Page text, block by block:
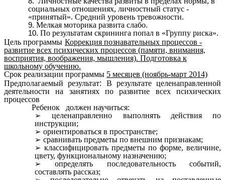
социальных отношениях, личностный статус -
«принятый». Средний уровень тревожности.
Мелкая моторика развита слабо.
По результатам скрининга попал в «Группу риска».
Цель программы Коррекция познавательных процессов -
развитие всех психических процессов (памяти, внимания,
восприятия, воображения, мышления). Подготовка к
школьному обучению.
Срок реализации программы 5 месяцев (ноябрь-март 2014)
Предполагаемый результат:
В результате целенаправленной
деятельности на занятиях по развитие всех психических
процессов
Ребенок должен научиться:
целенаправленно выполнять действия по
инструкции;
ориентироваться в пространстве;
сравнивать предметы по внешним признакам;
классифицировать предметы по форме, величине,
цвету, функциональному назначению;
определять последовательность событий,
составлять рассказ;